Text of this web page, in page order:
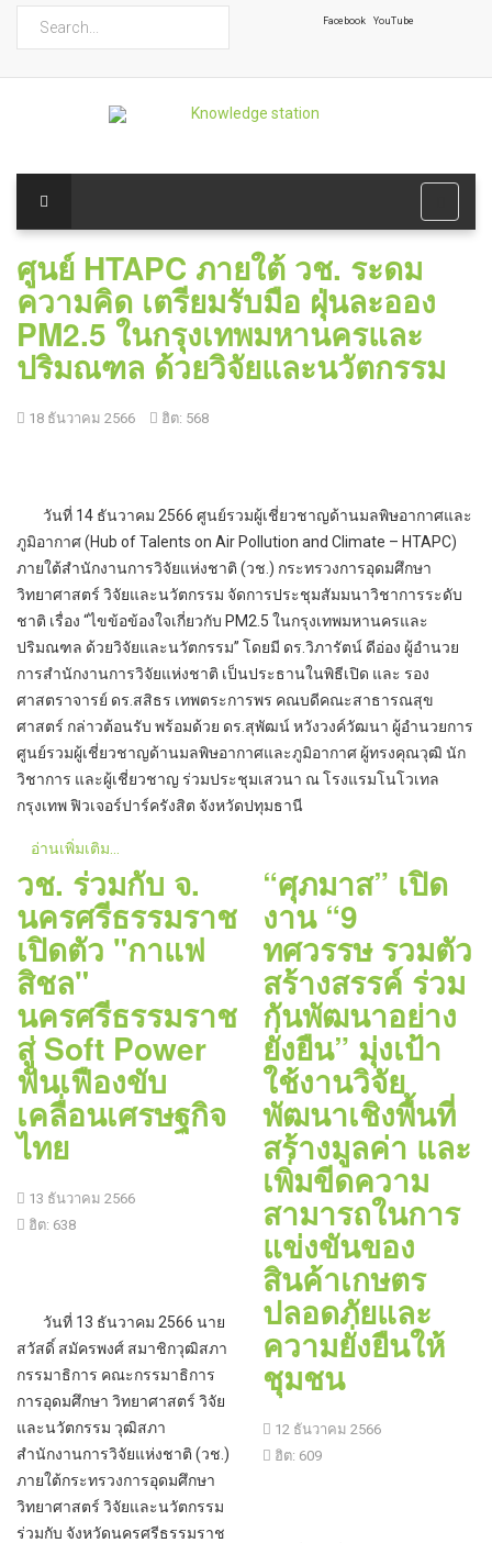
Facebook YouTube
ศูนย์ HTAPC ภายใต้ วช. ระดม
ความคิด เตรียมรับมือ ฝุ่นละออง
PM2.5 ในกรุงเทพมหานครและ
ปริมณฑล ด้วยวิจัยและนวัตกรรม
18 ธันวาคม 2566 ฮิต: 568
วันที่ 14 ธันวาคม 2566 ศูนย์รวมผู้เชี่ยวชาญด้านมลพิษอากาศและ
ภูมิอากาศ (Hub of Talents on Air Pollution and Climate – HTAPC)
ภายใต้สำนักงานการวิจัยแห่งชาติ (วช.) กระทรวงการอุดมศึกษา
วิทยาศาสตร์ วิจัยและนวัตกรรม จัดการประชุมสัมมนาวิชาการระดับ
ชาติ เรื่อง “ไขข้อข้องใจเกี่ยวกับ PM2.5 ในกรุงเทพมหานครและ
ปริมณฑล ด้วยวิจัยและนวัตกรรม” โดยมี ดร.วิภารัตน์ ดีอ่อง ผู้อำนวย
การสำนักงานการวิจัยแห่งชาติ เป็นประธานในพิธีเปิด และ รอง
ศาสตราจารย์ ดร.สสิธร เทพตระการพร คณบดีคณะสาธารณสุข
ศาสตร์ กล่าวต้อนรับ พร้อมด้วย ดร.สุพัฒน์ หวังวงค์วัฒนา ผู้อำนวยการ
ศูนย์รวมผู้เชี่ยวชาญด้านมลพิษอากาศและภูมิอากาศ ผู้ทรงคุณวุฒิ นัก
วิชาการ และผู้เชี่ยวชาญ ร่วมประชุมเสวนา ณ โรงแรมโนโวเทล
กรุงเทพ ฟิวเจอร์ปาร์ครังสิต จังหวัดปทุมธานี
อ่านเพิ่มเติม...
วช. ร่วมกับ จ.
นครศรีธรรมราช
เปิดตัว "กาแฟ
สิชล"
นครศรีธรรมราช
สู่ Soft Power
ฟันเฟืองขับ
เคลื่อนเศรษฐกิจ
ไทย
13 ธันวาคม 2566
ฮิต: 638
วันที่ 13 ธันวาคม 2566 นาย
สวัสดิ์ สมัครพงศ์ สมาชิกวุฒิสภา
กรรมาธิการ คณะกรรมาธิการ
การอุดมศึกษา วิทยาศาสตร์ วิจัย
และนวัตกรรม วุฒิสภา
สำนักงานการวิจัยแห่งชาติ (วช.)
ภายใต้กระทรวงการอุดมศึกษา
วิทยาศาสตร์ วิจัยและนวัตกรรม
ร่วมกับ จังหวัดนครศรีธรรมราช
“ศุภมาส” เปิด
งาน “9
ทศวรรษ รวมตัว
สร้างสรรค์ ร่วม
กันพัฒนาอย่าง
ยั่งยืน” มุ่งเป้า
ใช้งานวิจัย
พัฒนาเชิงพื้นที่
สร้างมูลค่า และ
เพิ่มขีดความ
สามารถในการ
แข่งขันของ
สินค้าเกษตร
ปลอดภัยและ
ความยั่งยืนให้
ชุมชน
12 ธันวาคม 2566
ฮิต: 609